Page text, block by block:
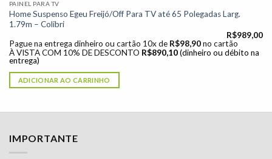
PAINEL PARA TV
Home Suspenso Egeu Freijó/Off Para TV até 65 Polegadas Larg.
1.79m – Colibri
R$989,00
Pague na entrega dinheiro ou cartão 10x de R$98,90 no cartão
À VISTA COM 10% DE DESCONTO R$890,10 (dinheiro ou débito na
entrega)
ADICIONAR AO CARRINHO
IMPORTANTE